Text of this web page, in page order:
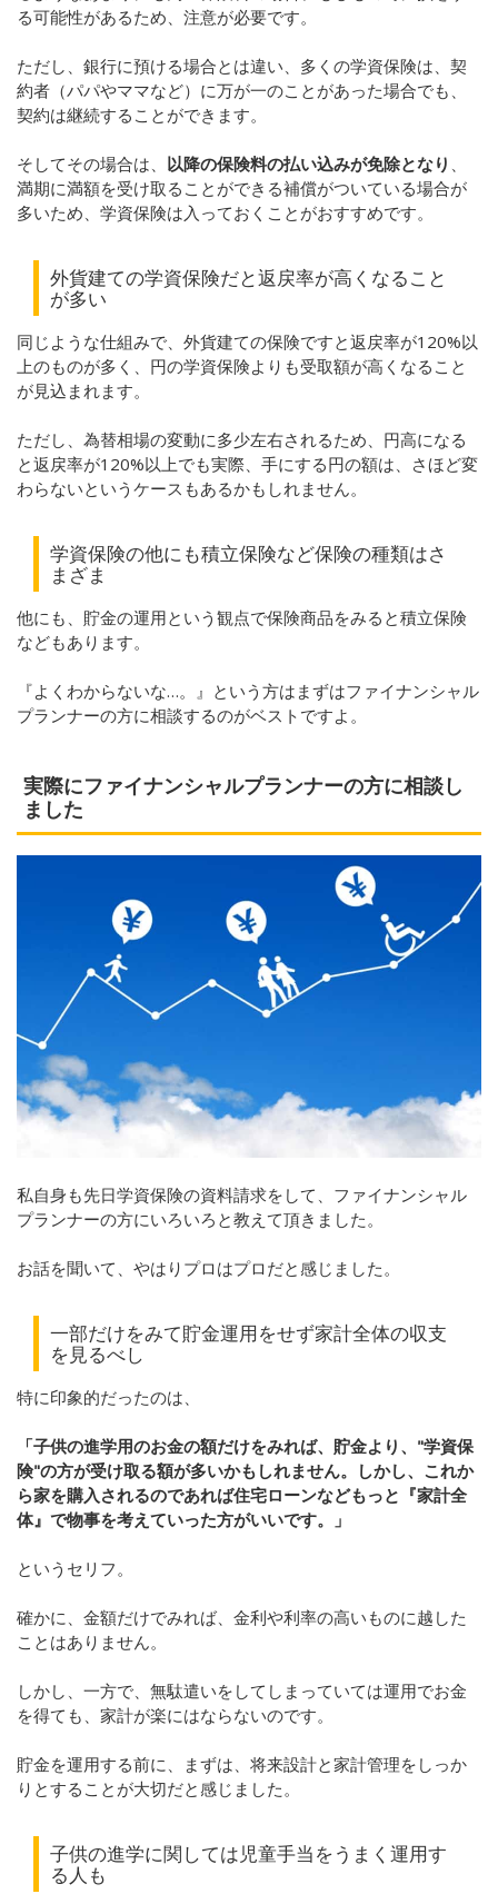
る可能性があるため、注意が必要です。
ただし、銀行に預ける場合とは違い、多くの学資保険は、契
約者（パパやママなど）に万が一のことがあった場合でも、
契約は継続することができます。
そしてその場合は、 以降の保険料の払い込みが免除となり
満期に満額を受け取ることができる補償がついている場合が
多いため、学資保険は入っておくことがおすすめです。
外貨建ての学資保険だと返戻率が高くなること
が多い
同じような仕組みで、外貨建ての保険ですと返戻率が120%以
上のものが多く、円の学資保険よりも受取額が高くなること
が見込まれます。
ただし、為替相場の変動に多少左右されるため、円高になる
と返戻率が120%以上でも実際、手にする円の額は、さほど変
わらないというケースもあるかもしれません。
学資保険の他にも積立保険など保険の種類はさ
まざま
他にも、貯金の運用という観点で保険商品をみると積立保険
などもあります。
『よくわからないな…。』という方はまずはファイナンシャル
プランナーの方に相談するのがベストですよ。
実際にファイナンシャルプランナーの方に相談し
ました
私自身も先日学資保険の資料請求をして、ファイナンシャル
プランナーの方にいろいろと教えて頂きました。
お話を聞いて、やはりプロはプロだと感じました。
一部だけをみて貯金運用をせず家計全体の収支
を見るべし
特に印象的だったのは、
「子供の進学用のお金の額だけをみれば、貯金より、"学資保
険"の方が受け取る額が多いかもしれません。しかし、これか
ら家を購入されるのであれば住宅ローンなどもっと『家計全
体』で物事を考えていった方がいいです。」
というセリフ。
確かに、金額だけでみれば、金利や利率の高いものに越した
ことはありません。
しかし、一方で、無駄遣いをしてしまっていては運用でお金
を得ても、家計が楽にはならないのです。
貯金を運用する前に、まずは、将来設計と家計管理をしっか
りとすることが大切だと感じました。
子供の進学に関しては児童手当をうまく運用す
る人も